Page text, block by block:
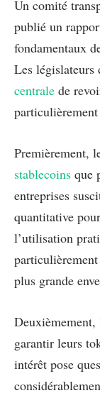
Un comité
publié un
fondamentaux
Les législateurs
centrale de
Premièrement,
stablecoins que
entreprises
quantitative
l’utilisation
plus grande
Deuxièmement,
garantir leurs
intérêt pose